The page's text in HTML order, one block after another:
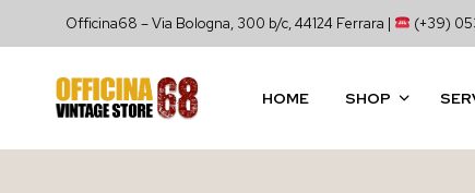
Officina68 – Via Bologna, 300 b/c, 44124 Ferrara | (+39)
HOME SHOP